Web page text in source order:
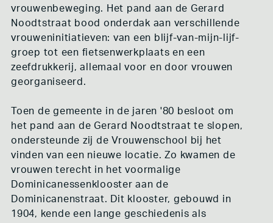
POLITIEK, BELEID EN FINANCIERING
COÖPERATIEVE OVERHEID
BURGERBERADEN
ANTIKRAAK
EXPEDITIE VRIJE RUIMTE
ACTIVISME
WOONPROTEST
OCCUPY
KLIMAAT ACTIVISME
RECHT OP DE STAD
ADEV
SCREENING TOOL
vrouwenbeweging. Het pand aan de Gerard
Noodtstraat bood onderdak aan verschillende
vrouweninitiatieven: van een blijf-van-mijn-lijf-
groep tot een fietsenwerkplaats en een
zeefdrukkerij, allemaal voor en door vrouwen
georganiseerd.
Toen de gemeente in de jaren '80 besloot om
het pand aan de Gerard Noodtstraat te slopen,
ondersteunde zij de Vrouwenschool bij het
vinden van een nieuwe locatie. Zo kwamen de
vrouwen terecht in het voormalige
Dominicanessenklooster aan de
Dominicanenstraat. Dit klooster, gebouwd in
1904, kende een lange geschiedenis als